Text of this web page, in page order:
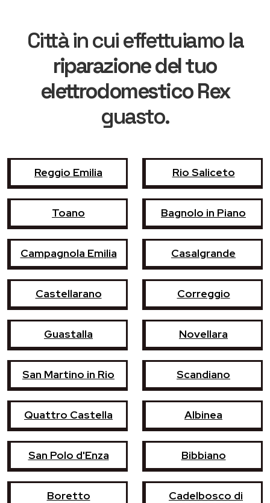
Città in cui effettuiamo la
riparazione del tuo
elettrodomestico Rex
guasto.
Reggio Emilia Rio Saliceto
Toano Bagnolo in Piano
Campagnola Emilia Casalgrande
Castellarano Correggio
Guastalla Novellara
San Martino in Rio Scandiano
Quattro Castella Albinea
San Polo d'Enza Bibbiano
Boretto
Cadelbosco di